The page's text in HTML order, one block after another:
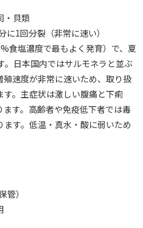
・貝類
1回分裂（非常に速い）
食塩濃度で最もよく発育）で、夏
。日本国内ではサルモネラと並ぶ
速度が非常に速いため、取り扱
。主症状は激しい腹痛と下痢
す。高齢者や免疫低下者では毒
す。低温・真水・酸に弱いため
）